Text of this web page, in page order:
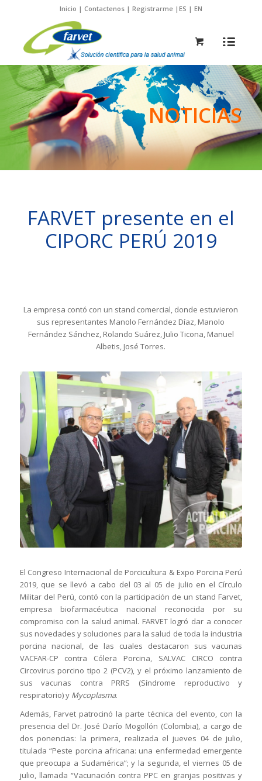
Inicio | Contactenos| Registrarme| ES | EN
NOTICIAS
FARVET presente en el
CIPORC PERÚ 2019
La empresa contó con un stand comercial, donde estuvieron
sus representantes Manolo Fernández Díaz, Manolo
Fernández Sánchez, Rolando Suárez, Julio Ticona, Manuel
Albetis, José Torres.
El Congreso Internacional de Porcicultura & Expo Porcina Perú
2019, que se llevó a cabo del 03 al 05 de julio en el Círculo
Militar del Perú, contó con la participación de un stand Farvet,
empresa biofarmacéutica nacional reconocida por su
compromiso con la salud animal. FARVET logró dar a conocer
sus novedades y soluciones para la salud de toda la industria
porcina nacional, de las cuales destacaron sus vacunas
VACFAR-CP contra Cólera Porcina, SALVAC CIRCO contra
Circovirus porcino tipo 2 (PCV2), y el próximo lanzamiento de
sus vacunas contra PRRS (Síndrome reproductivo y
respiratorio) y Mycoplasma.
Además, Farvet patrocinó la parte técnica del evento, con la
presencia del Dr. José Darío Mogollón (Colombia), a cargo de
dos ponencias: la primera, realizada el jueves 04 de julio,
titulada “Peste porcina africana: una enfermedad emergente
que preocupa a Sudamérica”; y la segunda, el viernes 05 de
julio, llamada “Vacunación contra PPC en granjas positivas y